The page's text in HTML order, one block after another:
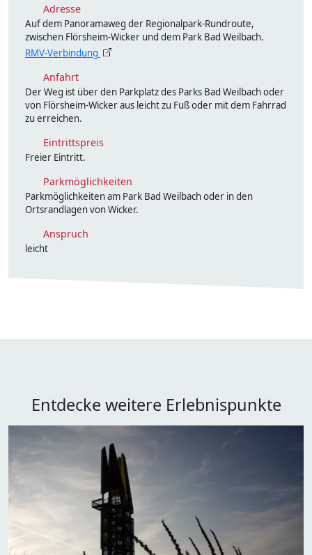
Adresse
Auf dem Panoramaweg der Regionalpark-Rundroute,
zwischen Flörsheim-Wicker und dem Park Bad Weilbach.
RMV-Verbindung
Anfahrt
Der Weg ist über den Parkplatz des Parks Bad Weilbach oder
von Flörsheim-Wicker aus leicht zu Fuß oder mit dem Fahrrad
zu erreichen.
Eintrittspreis
Freier Eintritt.
Parkmöglichkeiten
Parkmöglichkeiten am Park Bad Weilbach oder in den
Ortsrandlagen von Wicker.
Anspruch
leicht
Entdecke weitere Erlebnispunkte